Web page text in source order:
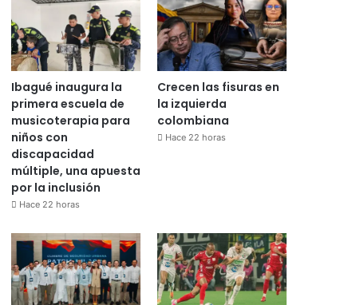
Ibagué inaugura la
primera escuela de
musicoterapia para
niños con
discapacidad
múltiple, una apuesta
por la inclusión
Hace 22 horas
Crecen las fisuras en
la izquierda
colombiana
Hace 22 horas